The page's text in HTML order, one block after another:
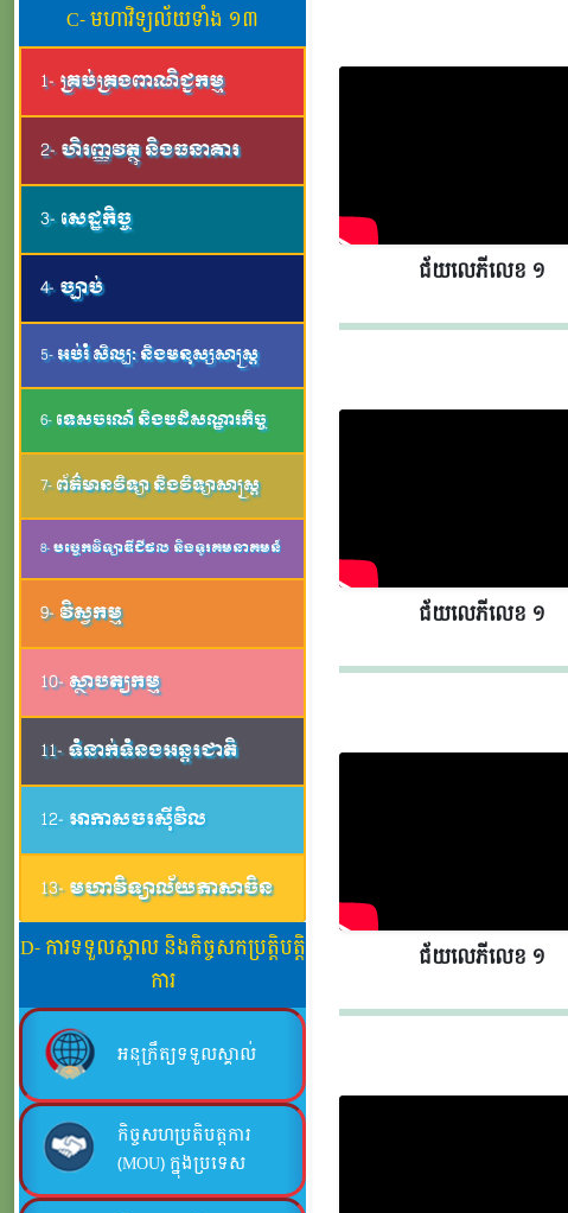
C- មហាវិទ្យល័យទាំង ១៣
1- គ្រប់គ្រងពាណិជ្ជកម្ម
2- ហិរញ្ញវត្ថុ និងធនាគារ
3- សេដ្ឋកិច្ច
4- ច្បាប់
5- អប់រំ សិល្បៈ និងមនុស្សសាស្ត្រ
6- ទេសចរណ៍ និងបដិសណ្ឋារកិច្ច
7- ព័ត៌មានវិទ្យា និងវិទ្យាសាស្រ្ត
8- បច្ចេកវិទ្យាឌីជីថល និងទូរគមនាគមន៍
9- វិស្វកម្ម
10- ស្ថាបត្យកម្ម
11- ទំនាក់ទំនងអន្តរជាតិ
12- អាកាសចរស៊ីវិល
13- មហាវិទ្យាល័យភាសាចិន
D- ការទទួលស្គាល និងកិច្ចសកប្រត្តិបត្តិ
ការ
អនុក្រឹត្យទទួលស្គាល់
កិច្ចសហប្រតិបត្តការ
(MOU) ក្នុងប្រទេស
ជ័យលេភីលេខ​​ ១
ជ័យលេភីលេខ​​ ១
ជ័យលេភីលេខ​​ ១